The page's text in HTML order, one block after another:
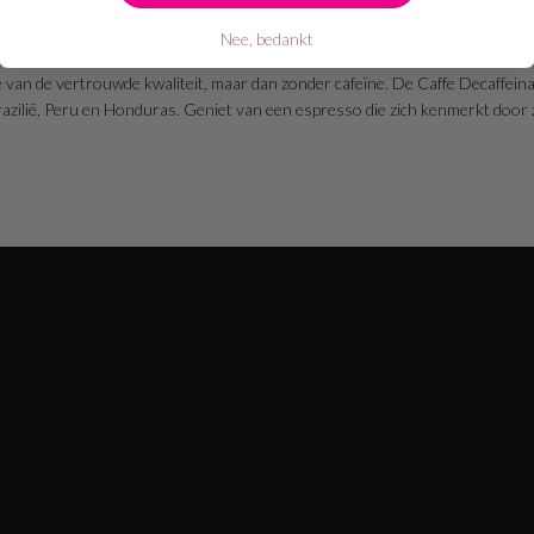
van de vertrouwde kwaliteit, maar dan zonder cafeïne. De Caffe
Peru en Honduras. Geniet van een espresso die zich kenmerkt
Nee, bedankt